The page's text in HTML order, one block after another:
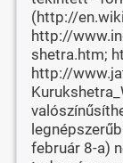
(http://
http://
shetra.htm;
http://
február 8-a)